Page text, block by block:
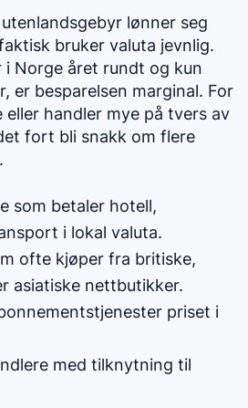
lønner seg
bruker valuta jevnlig.
i Norge året rundt og kun
er besparelsen marginal. For
handler mye på tvers av
fort bli snakk om flere
som betaler hotell,
i lokal valuta.
ofte kjøper fra britiske,
asiatiske nettbutikker.
priset i
med tilknytning til